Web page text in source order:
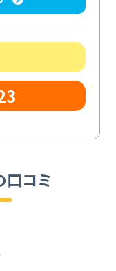
口コミ